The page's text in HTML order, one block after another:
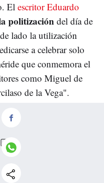
El escritor Eduardo
politización del día de
lado la utilización
a celebrar solo
que conmemora el
como Miguel de
de la Vega".
de la Diada
maltratador de animales
sublevó al